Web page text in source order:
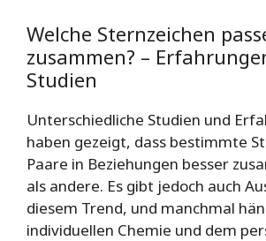
Welche Sternzeichen
zusammen? –
Studien
Unterschiedliche Studien und
haben gezeigt, dass bestimmte
Paare in Beziehungen besser
als andere. Es gibt jedoch auch
diesem Trend, und manchmal
individuellen Chemie und dem